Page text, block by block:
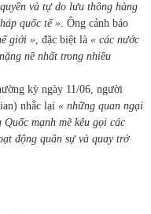
và tự do lưu thông hàng
quốc tế ». Ông cảnh báo
giới », đặc biệt là « các nước
nề nhất trong nhiều
kỳ ngày 11/06, người
nhắc lại « những quan ngại
Quốc mạnh mẽ kêu gọi các
động quân sự và quay trở